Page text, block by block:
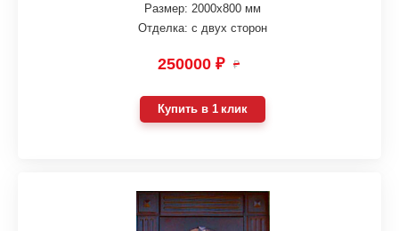
Размер: 2000х800 мм
Отделка: с двух сторон
250000 ₽ ₽
Купить в 1 клик